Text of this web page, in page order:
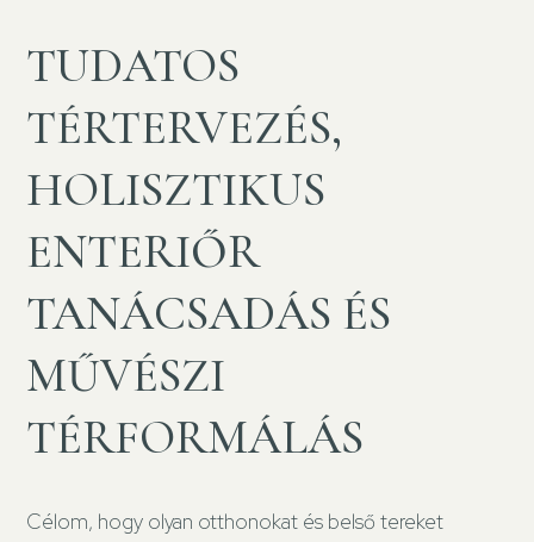
TUDATOS
TÉRTERVEZÉS,
HOLISZTIKUS
ENTERIŐR
TANÁCSADÁS ÉS
MŰVÉSZI
TÉRFORMÁLÁS
Célom, hogy olyan otthonokat és belső tereket